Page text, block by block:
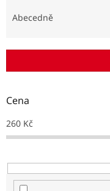
r
d
k
t
Abecedně
Cena
260 Kč